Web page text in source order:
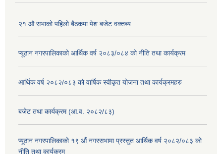
२१ औ सभाको पहिलो बैठकमा पेश बजेट वक्तब्य
प्यूठान नगरपालिकाको आर्थिक वर्ष २०८३/०८४ को नीति तथा कार्यक्रम
आर्थिक वर्ष २०८२/०८३ को वार्षिक स्वीकृत योजना तथा कार्यक्रमहरु
बजेट तथा कार्यक्रम (आ.व. २०८२/८३)
प्यूठान नगरपालिकाको १९ औं नगरसभामा प्रस्तुत आर्थिक वर्ष २०८२/०८३ को
नीति तथा कार्यक्रम